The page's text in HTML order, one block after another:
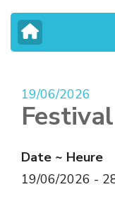
19/06/2026
Date ~ Heure
19/06/2026 -